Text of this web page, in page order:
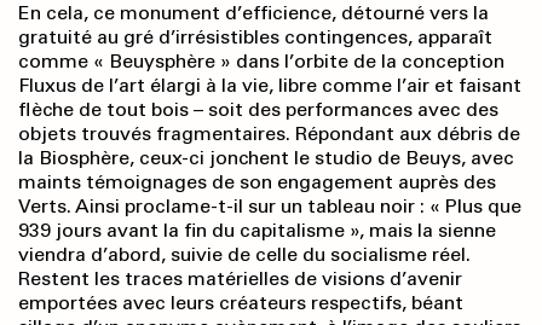
En cela, ce monument d’efficience, détourné vers la
gratuité au gré d’irrésistibles contingences, apparaît
comme « Beuysphère » dans l’orbite de la conception
Fluxus de l’art élargi à la vie, libre comme l’air et faisant
flèche de tout bois – soit des performances avec des
objets trouvés fragmentaires. Répondant aux débris de
la Biosphère, ceux-ci jonchent le studio de Beuys, avec
maints témoignages de son engagement auprès des
Verts. Ainsi proclame-t-il sur un tableau noir : « Plus que
939 jours avant la fin du capitalisme », mais la sienne
viendra d’abord, suivie de celle du socialisme réel.
Restent les traces matérielles de visions d’avenir
emportées avec leurs créateurs respectifs, béant